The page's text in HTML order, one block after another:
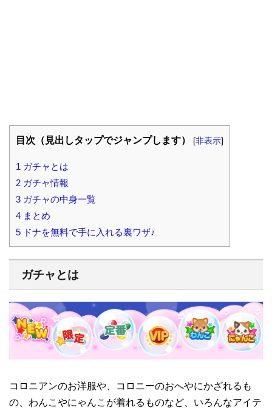
目次（見出しタップでジャンプします） [非表示]
1 ガチャとは
2 ガチャ情報
3 ガチャの中身一覧
4 まとめ
5 ドナを無料で手に入れる裏ワザ♪
ガチャとは
コロニアンのお洋服や、コロニーのおへやにかざれるも
の、わんこやにゃんこが着れるものなど、いろんなアイテ